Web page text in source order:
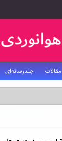
مقالات چندرسانه‌ای